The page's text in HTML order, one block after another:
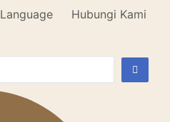
Language Hubungi Kami